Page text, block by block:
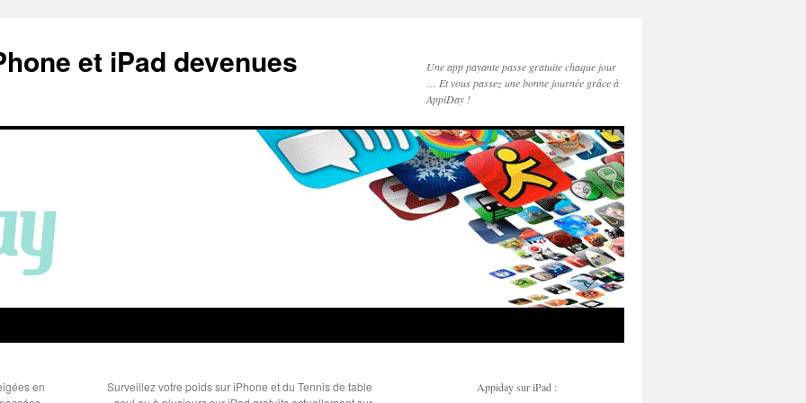
et iPad devenues
Une app payante passe gratuite chaque jour
… Et vous passez une bonne journée grâce à
AppiDay !
en
Surveillez votre poids sur iPhone et du Tennis de table
Appiday sur iPad :